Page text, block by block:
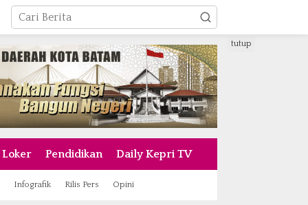
Loker Pendidikan Daily Kepri TV
Infografik Rilis Pers Opini
tutup